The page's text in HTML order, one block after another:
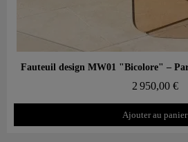
Aperçu rapide
2 950,00 €
Ajouter au panier